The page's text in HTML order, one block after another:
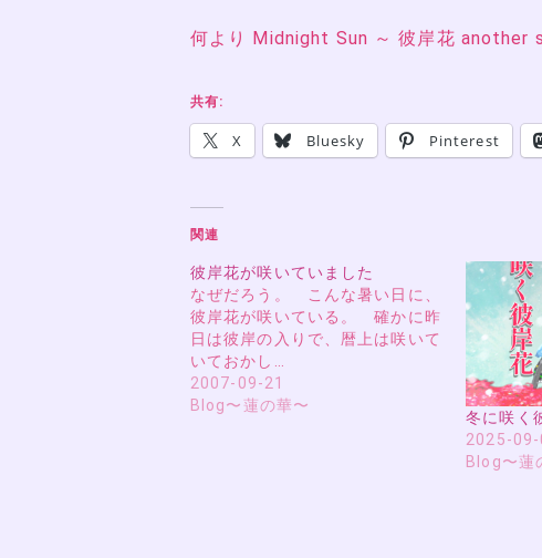
何より Midnight Sun ～ 彼岸花 another
共有:
X Bluesky Pinterest
関連
彼岸花が咲いていました
なぜだろう。 こんな暑い日に、
彼岸花が咲いている。 確かに昨
日は彼岸の入りで、暦上は咲いて
いておかし…
2007-09-21
Blog〜蓮の華〜
冬に咲く
2025-09-
Blog〜蓮